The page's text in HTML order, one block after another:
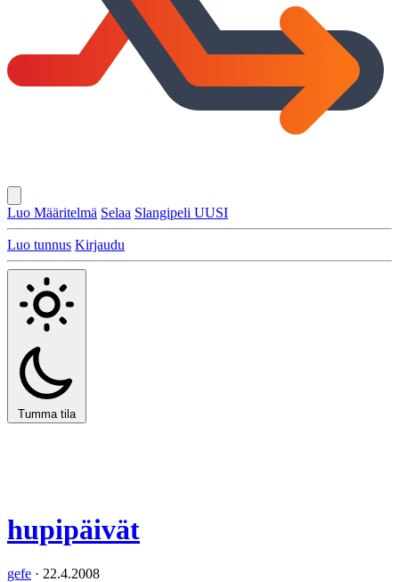
Luo Määritelmä Selaa Slangipeli UUSI
Luo tunnus Kirjaudu
Tumma tila
hupipäivät
gefe · 22.4.2008